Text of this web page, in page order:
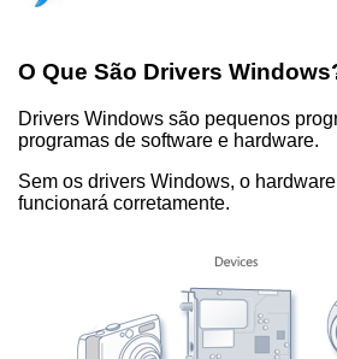
O Que São Drivers
Drivers Windows são pequenos
programas de software e hardware.
Sem os drivers Windows, o
funcionará corretamente.